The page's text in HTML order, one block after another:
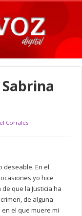
Corrales
deseable. En el
yo hice
que la Justicia ha
de alguna
el que muere mi